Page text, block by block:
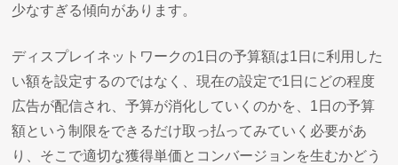
少なすぎる傾向があります。
ディスプレイネットワークの1日の予算額は1日に利用した
い額を設定するのではなく、現在の設定で1日にどの程度
広告が配信され、予算が消化していくのかを、1日の予算
額という制限をできるだけ取っ払ってみていく必要があ
り、そこで適切な獲得単価とコンバージョンを生むかどう